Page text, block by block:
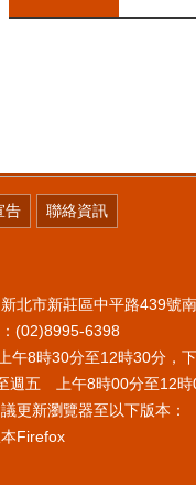
告 聯絡資訊
北市新莊區中平路439號
(02)8995-6398
8時30分至12時30分，
週五 上午8時00分至12
更新瀏覽器至以下版本：
Firefox